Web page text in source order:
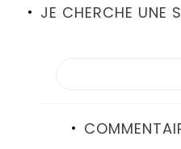
JE CHERCHE UNE